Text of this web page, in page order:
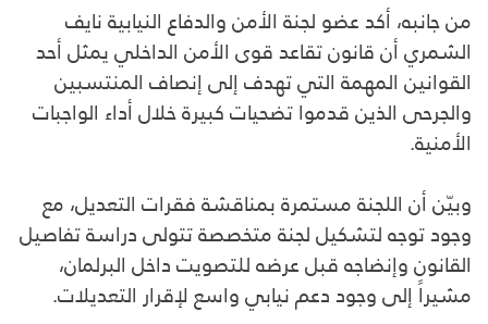
من جانبه، أكد عضو لجنة الأمن والدفاع النيابية نايف
الشمري أن قانون تقاعد قوى الأمن الداخلي يمثل أحد
القوانين المهمة التي تهدف إلى إنصاف المنتسبين
والجرحى الذين قدموا تضحيات كبيرة خلال أداء الواجبات
الأمنية.
وبيّن أن اللجنة مستمرة بمناقشة فقرات التعديل، مع
وجود توجه لتشكيل لجنة متخصصة تتولى دراسة تفاصيل
القانون وإنضاجه قبل عرضه للتصويت داخل البرلمان،
مشيراً إلى وجود دعم نيابي واسع لإقرار التعديلات.